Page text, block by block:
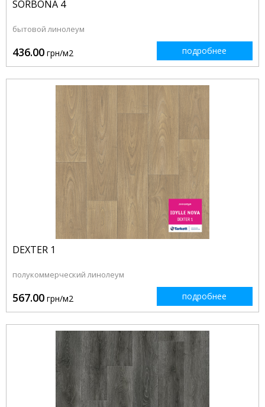
SORBONA 4
бытовой линолеум
436.00 грн/м2 подробнее
DEXTER 1
полукоммерческий линолеум
567.00 грн/м2 подробнее